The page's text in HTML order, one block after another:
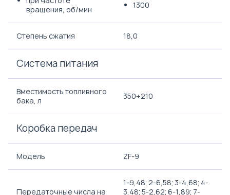
вращения, об/мин
1300
Степень сжатия 18,0
Система питания
Вместимость топливного
бака, л
350+210
Коробка передач
Модель ZF-9
Передаточные числа на
1-9,48; 2-6,58; 3-4,68; 4-
3,48; 5-2,62; 6-1,89; 7-